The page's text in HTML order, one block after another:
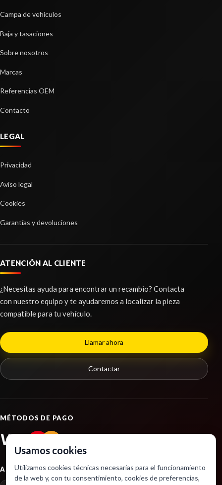
Campa de vehículos
Baja y tasaciones
Sobre nosotros
Marcas
Referencias OEM
Contacto
LEGAL
Privacidad
Aviso legal
Cookies
Garantías y devoluciones
ATENCIÓN AL CLIENTE
¿Necesitas ayuda para encontrar un recambio? Contacta
con nuestro equipo y te ayudaremos a localizar la pieza
compatible para tu vehículo.
Llamar ahora
Contactar
MÉTODOS DE PAGO
VISA PayPal
ASOCIACIONES
Usamos cookies
Utilizamos cookies técnicas necesarias para el funcionamiento
de la web y, con tu consentimiento, cookies de preferencias,